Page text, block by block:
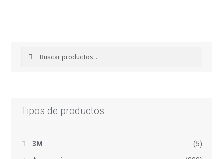
Tipos de productos
3M (5)